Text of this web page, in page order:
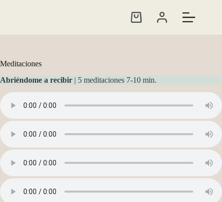
Meditaciones
Abriéndome a recibir | 5 meditaciones 7-10 min.